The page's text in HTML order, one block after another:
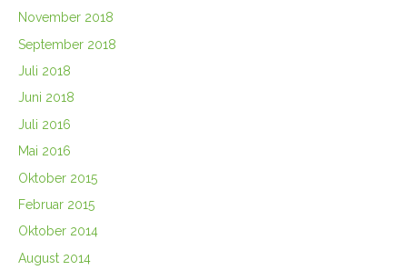
November 2018
September 2018
Juli 2018
Juni 2018
Juli 2016
Mai 2016
Oktober 2015
Februar 2015
Oktober 2014
August 2014